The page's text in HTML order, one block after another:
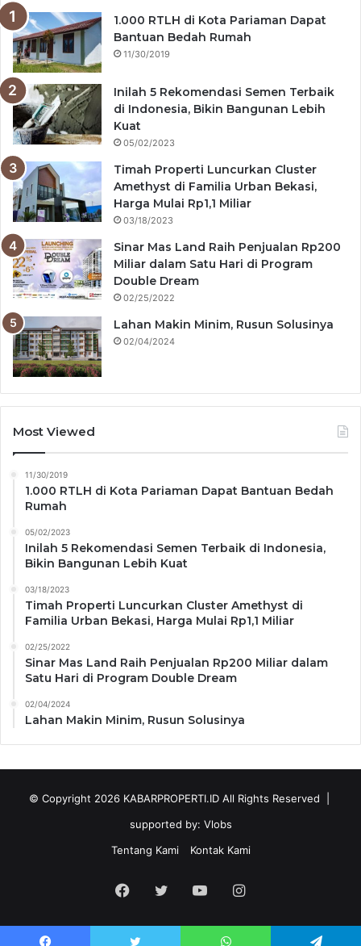
1.000 RTLH di Kota Pariaman Dapat
Bantuan Bedah Rumah
11/30/2019
Inilah 5 Rekomendasi Semen Terbaik
di Indonesia, Bikin Bangunan Lebih
Kuat
05/02/2023
Timah Properti Luncurkan Cluster
Amethyst di Familia Urban Bekasi,
Harga Mulai Rp1,1 Miliar
03/18/2023
Sinar Mas Land Raih Penjualan Rp200
Miliar dalam Satu Hari di Program
Double Dream
02/25/2022
Lahan Makin Minim, Rusun Solusinya
02/04/2024
Most Viewed
11/30/2019
1.000 RTLH di Kota Pariaman Dapat Bantuan Bedah
Rumah
05/02/2023
Inilah 5 Rekomendasi Semen Terbaik di Indonesia,
Bikin Bangunan Lebih Kuat
03/18/2023
Timah Properti Luncurkan Cluster Amethyst di
Familia Urban Bekasi, Harga Mulai Rp1,1 Miliar
02/25/2022
Sinar Mas Land Raih Penjualan Rp200 Miliar dalam
Satu Hari di Program Double Dream
02/04/2024
Lahan Makin Minim, Rusun Solusinya
© Copyright 2026 KABARPROPERTI.IDAll Rights Reserved |
supported by: Vlobs
Tentang Kami
Kontak Kami
Facebook
TwitterYouTubeInstagram